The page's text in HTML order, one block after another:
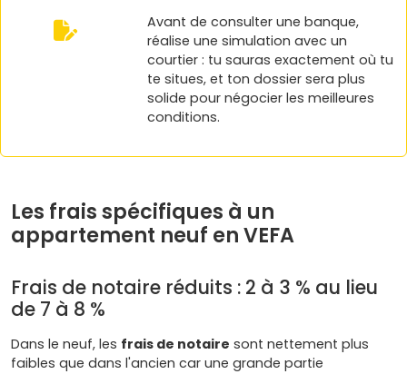
Avant de consulter une banque,
réalise une simulation avec un
courtier : tu sauras exactement où tu
te situes, et ton dossier sera plus
solide pour négocier les meilleures
conditions.
Les frais spécifiques à un
appartement neuf en VEFA
Frais de notaire réduits : 2 à 3 % au lieu
de 7 à 8 %
Dans le neuf, les frais de notaire sont nettement plus
faibles que dans l'ancien car une grande partie